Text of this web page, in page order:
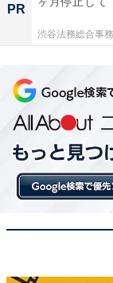
【関連リンク】
Big Tech
developers, and
including
IBM, and
PR
渋谷法務総合事